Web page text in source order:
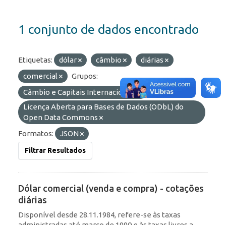
1 conjunto de dados encontrado
Etiquetas: dólar câmbio
diárias
comercial
Grupos:
Câmbio e Capitais Internacionais
Licenças:
Licença Aberta para Bases de Dados (ODbL) do
Open Data Commons
Formatos:
JSON
Filtrar Resultados
Dólar comercial (venda e compra) - cotações
diárias
Disponível desde 28.11.1984, refere-se às taxas